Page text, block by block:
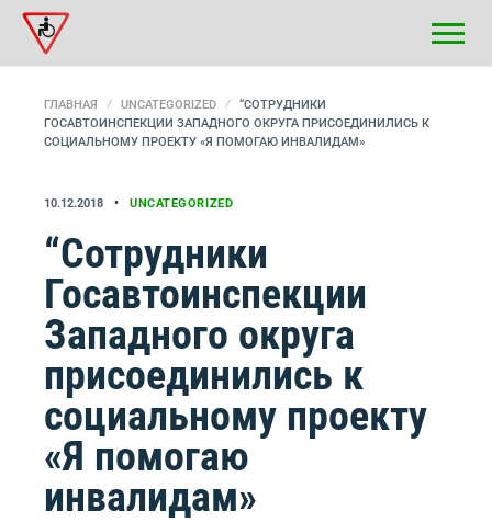
ГЛАВНАЯ UNCATEGORIZED
“СОТРУДНИКИ
ГОСАВТОИНСПЕКЦИИ ЗАПАДНОГО ОКРУГА ПРИСОЕДИНИЛИСЬ К
СОЦИАЛЬНОМУ ПРОЕКТУ «Я ПОМОГАЮ ИНВАЛИДАМ»
10.12.2018 UNCATEGORIZED
“Сотрудники
Госавтоинспекции
Западного округа
присоединились к
социальному проекту
«Я помогаю
инвалидам»